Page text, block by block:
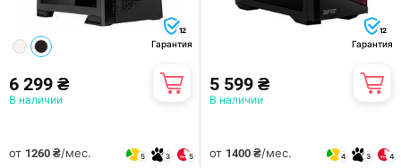
12
Гарантия
6 299 ₴
В наличии
от 1260 ₴/мес. 5 3 5
12
Гарантия
5 599 ₴
В наличии
от 1400 ₴/мес. 4 3 4